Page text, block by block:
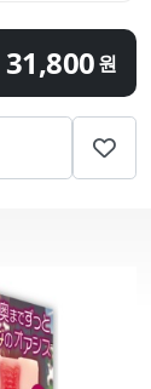
31,800원